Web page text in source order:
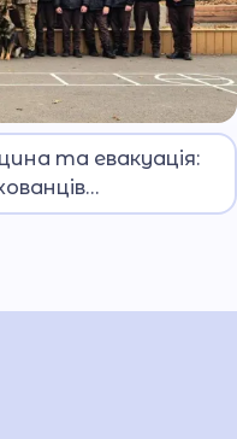
з
служби,
та провели
та евакуація:
О. Гостіщева